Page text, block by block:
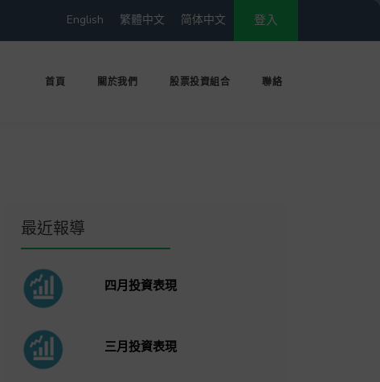
登入
简体中文
繁體中文
English
首頁 關於我們 股票投資組合 聯絡
最近報導
四月投資表現
三月投資表現